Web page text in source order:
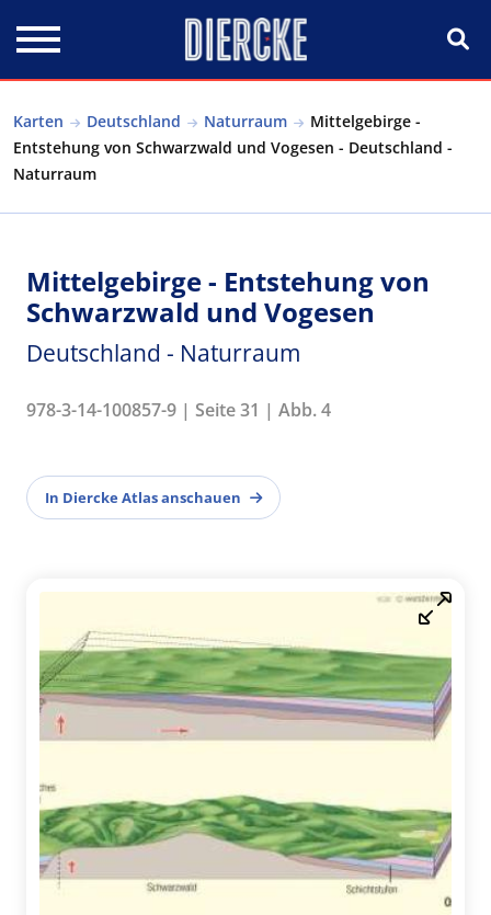
Karten Deutschland Naturraum
Mittelgebirge -
Entstehung von Schwarzwald und Vogesen - Deutschland -
Naturraum
Mittelgebirge - Entstehung von
Schwarzwald und Vogesen
Deutschland - Naturraum
978-3-14-100857-9 | Seite 31 | Abb. 4
In Diercke Atlas anschauen